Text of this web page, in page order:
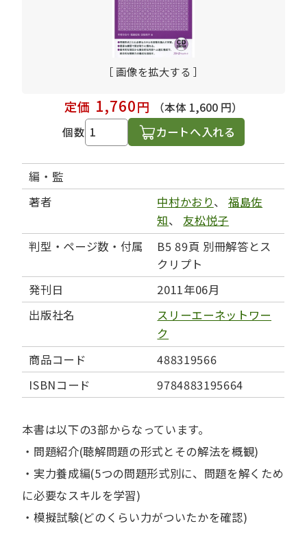
［ 画像を拡大する ］
定価 1,760円
（本体 1,600 円）
個数
カートへ入れる
編・監
著者
中村かおり、福島佐
知、友松悦子
判型・ページ数・付属
B5 89頁 別冊解答とス
クリプト
発刊日
2011年06月
出版社名
スリーエーネットワー
ク
商品コード
488319566
ISBNコード
9784883195664
本書は以下の3部からなっています。
・問題紹介(聴解問題の形式とその解法を概観)
・実力養成編(5つの問題形式別に、問題を解くため
に必要なスキルを学習)
・模擬試験(どのくらい力がついたかを確認)